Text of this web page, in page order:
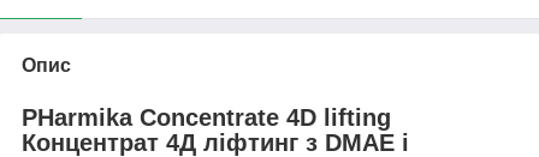
Опис
PHarmika Concentrate 4D lifting
Концентрат 4Д ліфтинг з DМАЕ і